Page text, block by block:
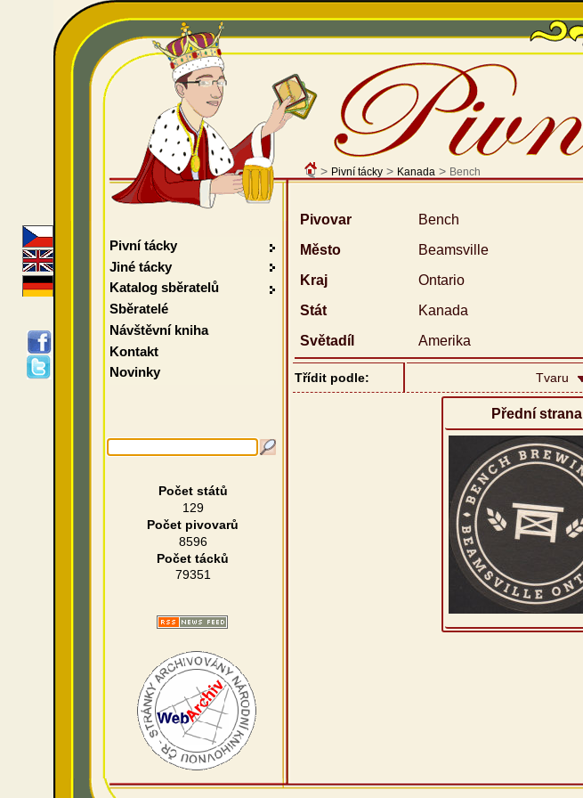
> Pivní tácky> Kanada> Bench
Pivovar
Bench
Město
Beamsville
Kraj
Ontario
Stát
Kanada
Světadíl
Amerika
Třídit podle: Tvaru
Přední strana
Pivní tácky
Jiné tácky
Katalog sběratelů
Sběratelé
Návštěvní kniha
Kontakt
Novinky
Počet států
129
Počet pivovarů
8596
Počet tácků
79351